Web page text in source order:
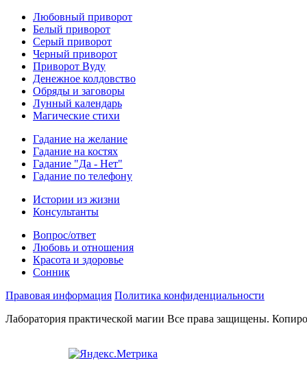
Любовный приворот
Белый приворот
Серый приворот
Черный приворот
Приворот Вуду
Денежное колдовство
Обряды и заговоры
Лунный календарь
Магические стихи
Гадание на желание
Гадание на костях
Гадание "Да - Нет"
Гадание по телефону
Истории из жизни
Консультанты
Вопрос/ответ
Любовь и отношения
Красота и здоровье
Сонник
Правовая информация Политика конфиденциальности
Лаборатория практической магии Все права защищены.